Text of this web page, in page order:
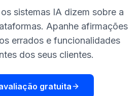
sistemas IA dizem sobre a
Apanhe afirmações
errados e funcionalidades
dos seus clientes.
gratuita